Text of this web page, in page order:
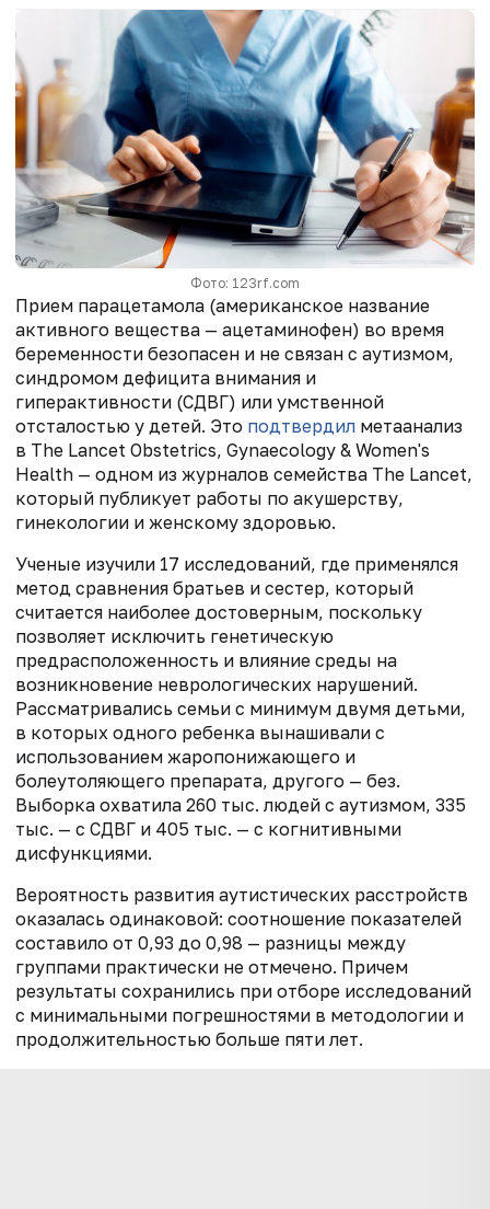
Фото: 123rf.com
Прием парацетамола (американское название
активного вещества — ацетаминофен) во время
беременности безопасен и не связан с аутизмом,
синдромом дефицита внимания и
гиперактивности (СДВГ) или умственной
отсталостью у детей. Это подтвердил метаанализ
в The Lancet Obstetrics, Gynaecology & Women's
Health — одном из журналов семейства The Lancet,
который публикует работы по акушерству,
гинекологии и женскому здоровью.
Ученые изучили 17 исследований, где применялся
метод сравнения братьев и сестер, который
считается наиболее достоверным, поскольку
позволяет исключить генетическую
предрасположенность и влияние среды на
возникновение неврологических нарушений.
Рассматривались семьи с минимум двумя детьми,
в которых одного ребенка вынашивали с
использованием жаропонижающего и
болеутоляющего препарата, другого — без.
Выборка охватила 260 тыс. людей с аутизмом, 335
тыс. — с СДВГ и 405 тыс. — с когнитивными
дисфункциями.
Вероятность развития аутистических расстройств
оказалась одинаковой: соотношение показателей
составило от 0,93 до 0,98 — разницы между
группами практически не отмечено. Причем
результаты сохранились при отборе исследований
с минимальными погрешностями в методологии и
продолжительностью больше пяти лет.